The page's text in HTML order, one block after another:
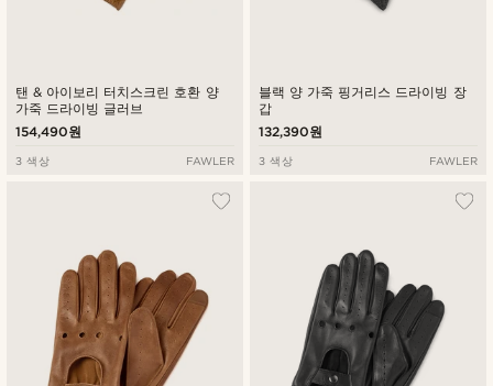
탠 & 아이보리 터치스크린 호환 양
가죽 드라이빙 글러브
154,490원
3 색상 FAWLER
블랙 양 가죽 핑거리스 드라이빙 장
갑
132,390원
3 색상 FAWLER